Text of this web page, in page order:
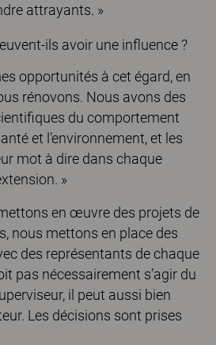
attrayants. »
ils avoir une influence ?
opportunités à cet égard, en
rénovons. Nous avons des
du comportement
et l’environnement, et les
mot à dire dans chaque
»
en œuvre des projets de
nous mettons en place des
des représentants de chaque
pas nécessairement s’agir du
il peut aussi bien
Les décisions sont prises